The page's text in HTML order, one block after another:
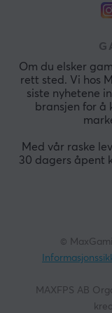
Om du elsker
rett sted. Vi hos
siste nyhetene
bransjen for å
Med vår raske
30 dagers åpent
©
MAXFPS AB